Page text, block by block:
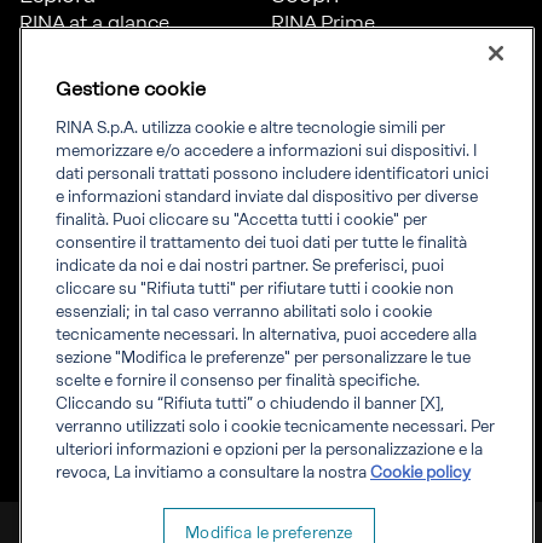
RINA at a glance
inclusione
News
Progetti
Sostenibilità
RINA Prime
Connettiti
Uffici
Certification Member
Area
Certificati clienti
certification
Marine Member Area
Applicazioni digitali
marine
Informati
Informazioni legali
Compliance
Governance
Whistleblowing
Fatturazione elettronica
Accreditamenti RINA
Regolamenti RINA
RINA S.p.A. P.IVA IT 03794120109
Gestione cookie
RINA S.p.A. utilizza cookie e altre tecnologie simili per
memorizzare e/o accedere a informazioni sui dispositivi. I
dati personali trattati possono includere identificatori unici
e informazioni standard inviate dal dispositivo per diverse
finalità. Puoi cliccare su "Accetta tutti i cookie" per
consentire il trattamento dei tuoi dati per tutte le finalità
indicate da noi e dai nostri partner. Se preferisci, puoi
cliccare su "Rifiuta tutti" per rifiutare tutti i cookie non
essenziali; in tal caso verranno abilitati solo i cookie
tecnicamente necessari. In alternativa, puoi accedere alla
sezione "Modifica le preferenze" per personalizzare le tue
scelte e fornire il consenso per finalità specifiche.
Cliccando su “Rifiuta tutti” o chiudendo il banner [X],
verranno utilizzati solo i cookie tecnicamente necessari. Per
ulteriori informazioni e opzioni per la personalizzazione e la
revoca, La invitiamo a consultare la nostra Cookie policy
Modifica le preferenze